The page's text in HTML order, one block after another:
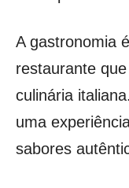
A gastronomia
restaurante
culinária
uma
sabores